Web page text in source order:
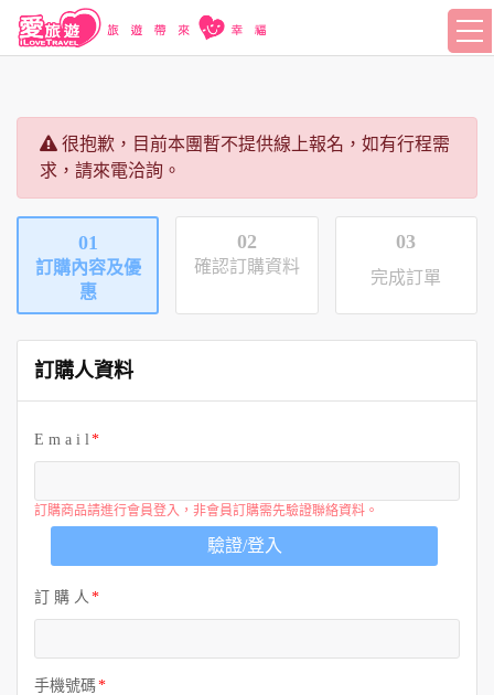
很抱歉，目前本團暫不提供線上報名，如有行程需
求，請來電洽詢。
01
訂購內容及優
惠
02
確認訂購資料
03
完成訂單
訂購人資料
E m a i l
訂購商品請進行會員登入，非會員訂購需先驗證聯絡資料。
驗證/登入
訂 購 人
手機號碼